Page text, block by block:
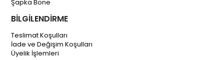
Şapka Bone
BİLGİLENDİRME
Teslimat Koşulları
İade ve Değişim Koşulları
Üyelik İşlemleri